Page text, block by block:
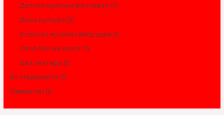
Детски музички фестивал (3)
Доза култура (5)
Есенски музички вибрации (1)
Сите бои на џезот(1)
Џез лектира (1)
Во медиумите (1)
Извештаи (1)